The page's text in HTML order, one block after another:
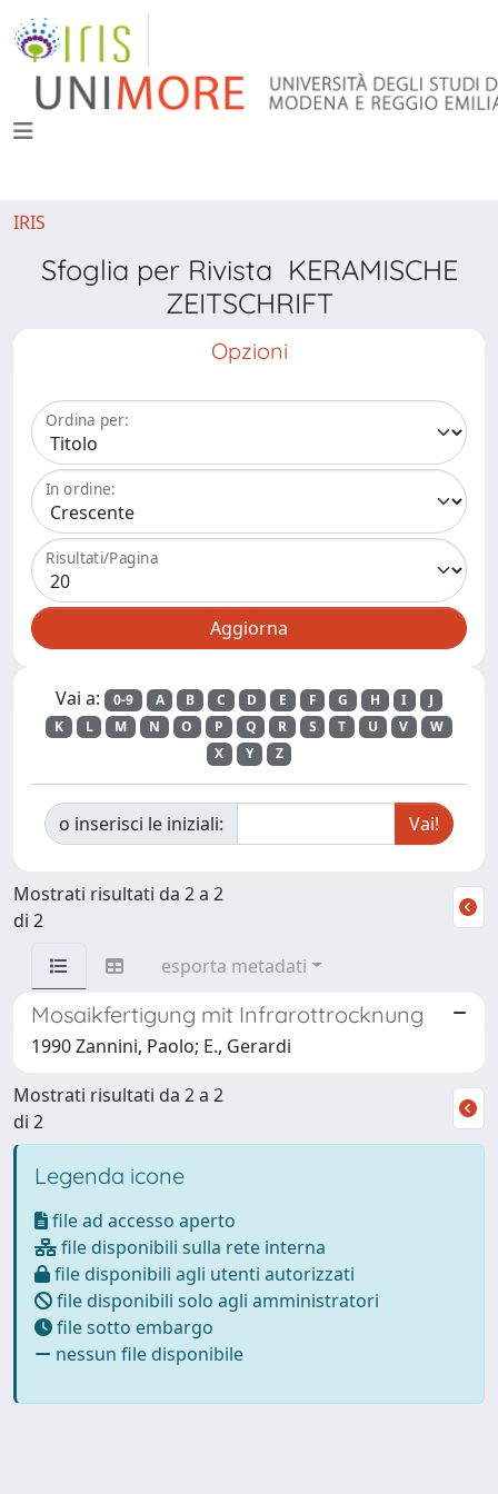
IRIS
Sfoglia per Rivista KERAMISCHE
ZEITSCHRIFT
Opzioni
Ordina per:
In ordine:
Risultati/Pagina
Vai a: 0-9 A B C D E F G H I
J
K
L M N O P Q R S T U V
W
X
Y Z
o inserisci le iniziali:
Mostrati risultati da 2 a 2
di 2
esporta metadati
Mosaikfertigung mit Infrarottrocknung
1990 Zannini, Paolo; E., Gerardi
Mostrati risultati da 2 a 2
di 2
Legenda icone
file ad accesso aperto
file disponibili sulla rete interna
file disponibili agli utenti autorizzati
file disponibili solo agli amministratori
file sotto embargo
nessun file disponibile